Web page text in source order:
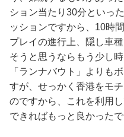
ション当たり30分といっ
ッションですから、10時
プレイの進行上、隠し車
そうと思うならもう少し
「ランナバウト」よりも
すが、せっかく香港をモ
のですから、これを利用
できればもっと良かったで